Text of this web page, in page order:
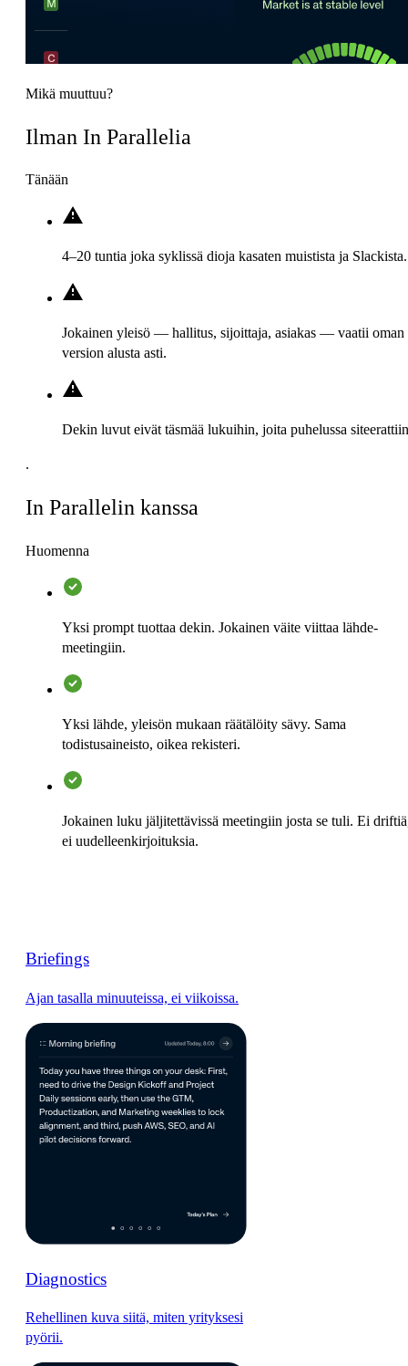
Mikä muuttuu?
Ilman In Parallelia
Tänään
4–20 tuntia joka syklissä dioja kasaten muistista ja Slackista.
Jokainen yleisö — hallitus, sijoittaja, asiakas — vaatii oman
version alusta asti.
Dekin luvut eivät täsmää lukuihin, joita puhelussa
.
In Parallelin kanssa
Huomenna
Yksi prompt tuottaa dekin. Jokainen väite viittaa lähde-
meetingiin.
Yksi lähde, yleisön mukaan räätälöity sävy. Sama
todistusaineisto, oikea rekisteri.
Jokainen luku jäljitettävissä meetingiin josta se tuli. Ei
ei uudelleenkirjoituksia.
Briefings
Ajan tasalla minuuteissa, ei viikoissa.
Diagnostics
Rehellinen kuva siitä, miten yrityksesi
pyörii.